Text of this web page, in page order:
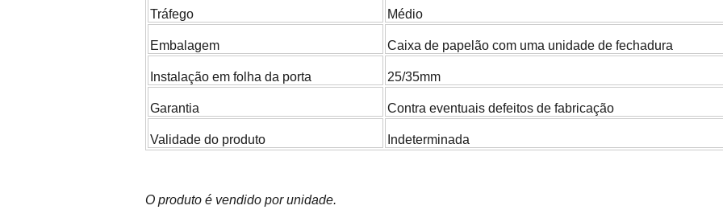
Tráfego Médio
Embalagem Caixa de papelão com uma unidade de fechadura
Instalação em folha da porta 25/35mm
Garantia Contra eventuais defeitos de fabricação
Validade do produto Indeterminada
O produto é vendido por unidade.